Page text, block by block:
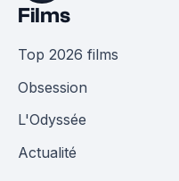
Films
Top 2026 films
Obsession
L'Odyssée
Actualité